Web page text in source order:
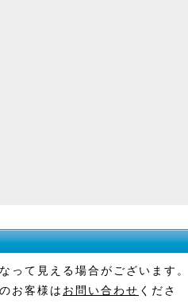
って見える場合がございます。
お客様は お問い合わせ くださ